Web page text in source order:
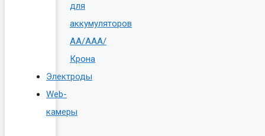
для
аккумуляторов
AA/AAA/
Крона
Электроды
Web-
камеры